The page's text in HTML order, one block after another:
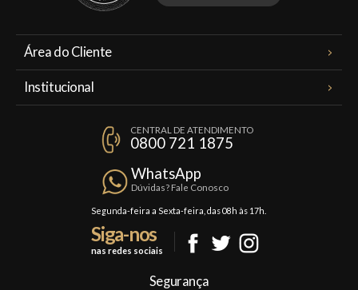
Área do Cliente
Institucional
Política de Privacidade
Trocas e Devoluções
Formas de Pagamento
CENTRAL DE ATENDIMENTO
0800 721 1875
WhatsApp
Dúvidas? Fale Conosco
Segunda-feira a Sexta-feira, das 08h às 17h.
Siga-nos
nas redes sociais
Segurança